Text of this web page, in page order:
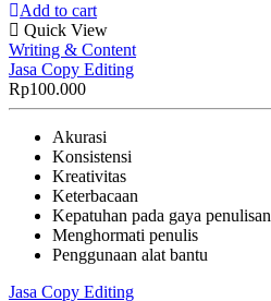
Add to cart
Quick View
Writing & Content
Jasa Copy Editing
Rp100.000
Akurasi
Konsistensi
Kreativitas
Keterbacaan
Kepatuhan pada gaya penulisan
Menghormati penulis
Penggunaan alat bantu
Jasa Copy Editing